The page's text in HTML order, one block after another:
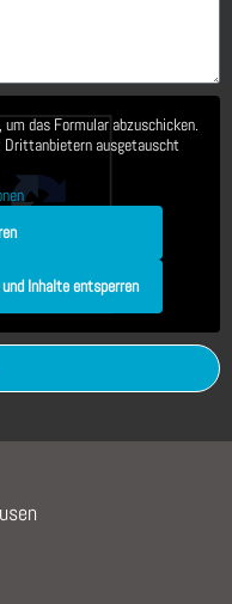
das Formular abzuschicken.
Drittanbietern ausgetauscht
Inhalte entsperren